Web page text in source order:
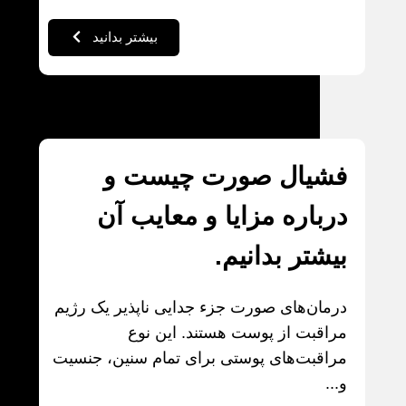
بیشتر بدانید
فشیال صورت چیست و
درباره مزایا و معایب آن
بیشتر بدانیم.
درمان‌های صورت جزء جدایی ناپذیر یک رژیم
مراقبت از پوست هستند. این نوع
مراقبت‌های پوستی برای تمام سنین، جنسیت
و...